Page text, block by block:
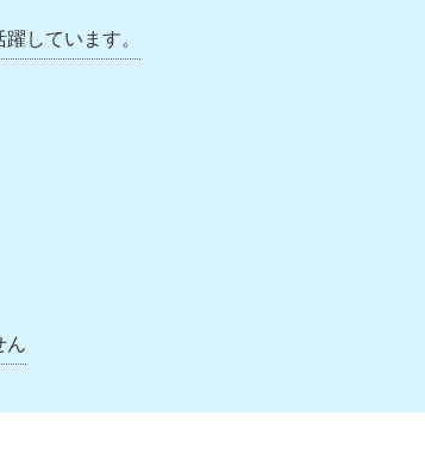
しています。
ん